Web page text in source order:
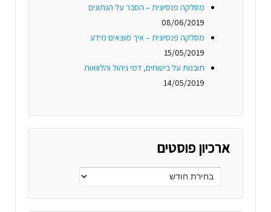
מסלקה פנסיונית – הסבר על הנתונים
08/06/2019
מסלקה פנסיונית – איך מוצאים מידע
15/05/2019
תובנות על ביטוחים, דמי ניהול והלוואות
14/05/2019
ארכיון פוסטים